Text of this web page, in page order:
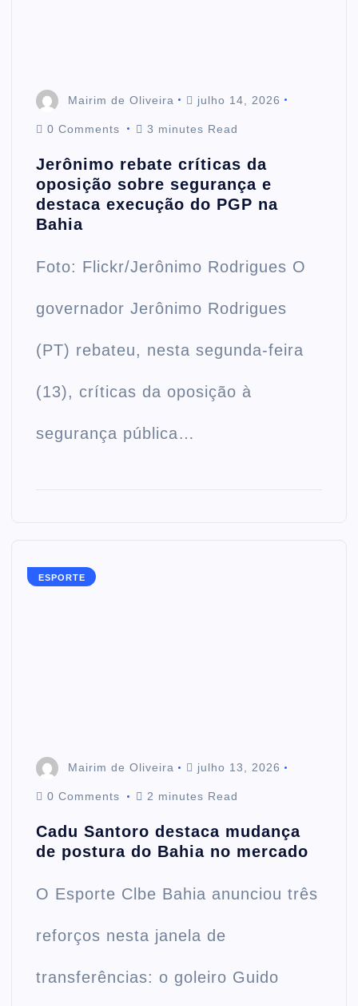
Mairim de Oliveira julho 14, 2026
0 Comments 3 minutes Read
Jerônimo rebate críticas da
oposição sobre segurança e
destaca execução do PGP na
Bahia
Foto: Flickr/Jerônimo Rodrigues O
governador Jerônimo Rodrigues
(PT) rebateu, nesta segunda-feira
(13), críticas da oposição à
segurança pública…
ESPORTE
Mairim de Oliveira julho 13, 2026
0 Comments 2 minutes Read
Cadu Santoro destaca mudança
de postura do Bahia no mercado
O Esporte Clbe Bahia anunciou três
reforços nesta janela de
transferências: o goleiro Guido